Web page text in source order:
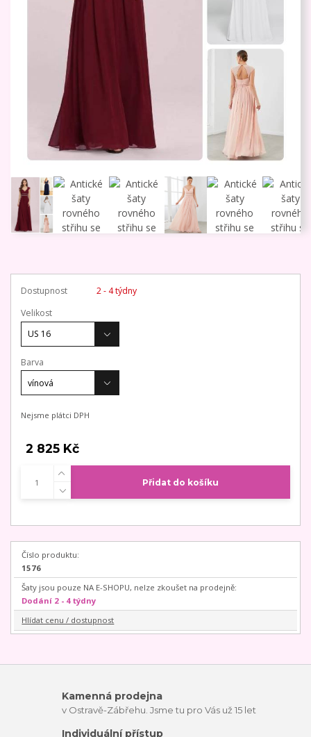
Dostupnost
2 - 4 týdny
Velikost
Barva
Nejsme plátci DPH
2 825 Kč
Přidat do košíku
Číslo produktu:
1576
Šaty jsou pouze NA E-SHOPU, nelze zkoušet na prodejně:
Dodání 2 - 4 týdny
Hlídat cenu / dostupnost
Kamenná prodejna
v Ostravě-Zábřehu. Jsme tu pro Vás už 15 let
Individuální přístup